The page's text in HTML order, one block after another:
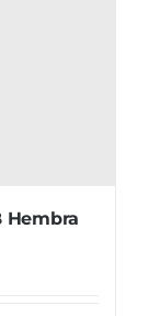
Hembra